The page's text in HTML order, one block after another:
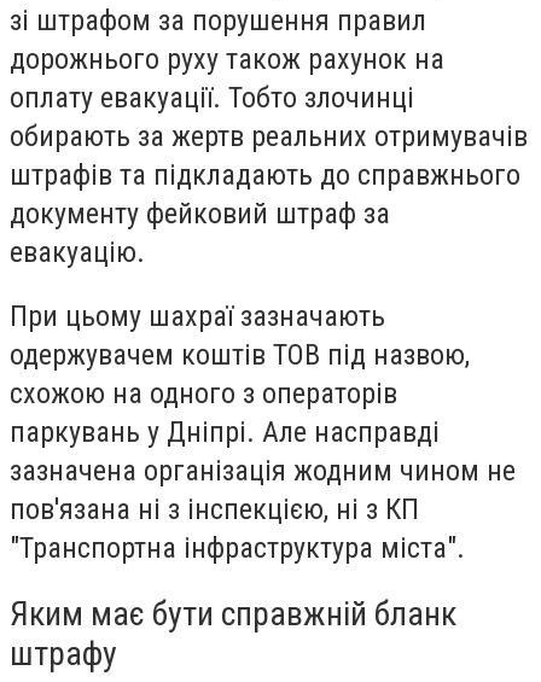
зі штрафом за порушення правил
дорожнього руху також рахунок на
оплату евакуації. Тобто злочинці
обирають за жертв реальних отримувачів
штрафів та підкладають до справжнього
документу фейковий штраф за
евакуацію.
При цьому шахраї зазначають
одержувачем коштів ТОВ під назвою,
схожою на одного з операторів
паркувань у Дніпрі. Але насправді
зазначена організація жодним чином не
пов'язана ні з інспекцією, ні з КП
"Транспортна інфраструктура міста".
Яким має бути справжній бланк
штрафу